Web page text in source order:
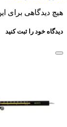
هیچ دیدگاهی
دیدگاه خود را ثبت کنید